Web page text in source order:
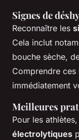
Signes de
Reconnaître les
Cela inclut
bouche sèche,
Comprendre
immédiatement
Meilleures
Pour les
électrolytiques